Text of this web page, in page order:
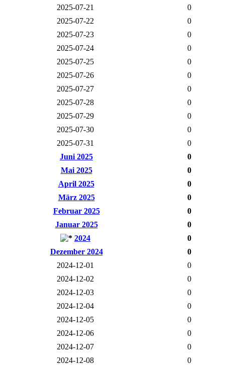
2025-07-21
0
2025-07-22
0
2025-07-23
0
2025-07-24
0
2025-07-25
0
2025-07-26
0
2025-07-27
0
2025-07-28
0
2025-07-29
0
2025-07-30
0
2025-07-31
0
Juni 2025
0
Mai 2025
0
April 2025
0
März 2025
0
Februar 2025
0
Januar 2025
0
2024
0
Dezember 2024
0
2024-12-01
0
2024-12-02
0
2024-12-03
0
2024-12-04
0
2024-12-05
0
2024-12-06
0
2024-12-07
0
2024-12-08
0